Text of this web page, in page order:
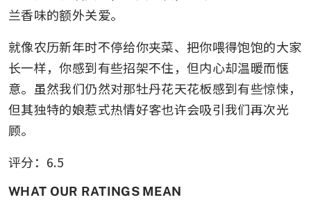
兰香味的额外关爱。
就像农历新年时不停给你夹菜、把你喂得饱饱的大家
长一样，你感到有些招架不住，但内心却温暖而惬
意。虽然我们仍然对那牡丹花天花板感到有些惊悚，
但其独特的娘惹式热情好客也许会吸引我们再次光
顾。
评分：6.5